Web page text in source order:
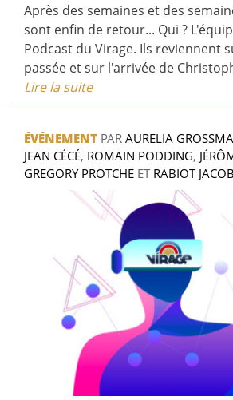
Après des semaines et des
sont enfin de retour... Qui ?
Podcast du Virage. Ils reviennent
passée et sur l'arrivée de
Lire la suite
ÉVÉNEMENT PAR AURELIA
JEAN CÉCÉ, ROMAIN PODDING,
GREGORY PROTCHE ET RABIOT JACOB